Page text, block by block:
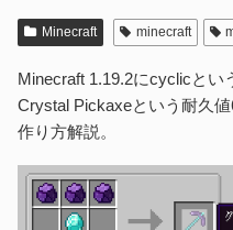
Minecraft minecraft
Minecraft 1.19.2にcyclicとい
Crystal Pickaxeという耐久
作り方解説。